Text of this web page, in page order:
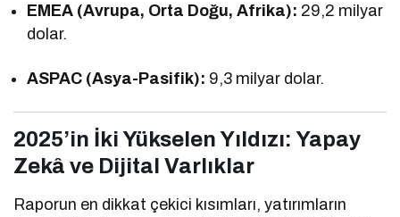
EMEA (Avrupa, Orta Doğu, Afrika): 29,2 milyar
dolar.
ASPAC (Asya-Pasifik): 9,3 milyar dolar.
2025’in İki Yükselen Yıldızı: Yapay
Zekâ ve Dijital Varlıklar
Raporun en dikkat çekici kısımları, yatırımların